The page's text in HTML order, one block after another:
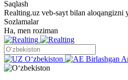
Saqlash
Realting.uz veb-sayt bilan
Sozlamalar
Ha, men roziman
Oʻzbekiston Birlashgan